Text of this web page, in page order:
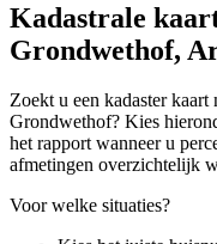
Kadastrale
Grondwethof,
Zoekt u een kadaster
Grondwethof? Kies
het rapport wanneer u
afmetingen overzichtelijk
Voor welke situaties?